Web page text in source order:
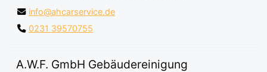
info@ahcarservice.de
0231 39570755
A.W.F. GmbH Gebäudereinigung